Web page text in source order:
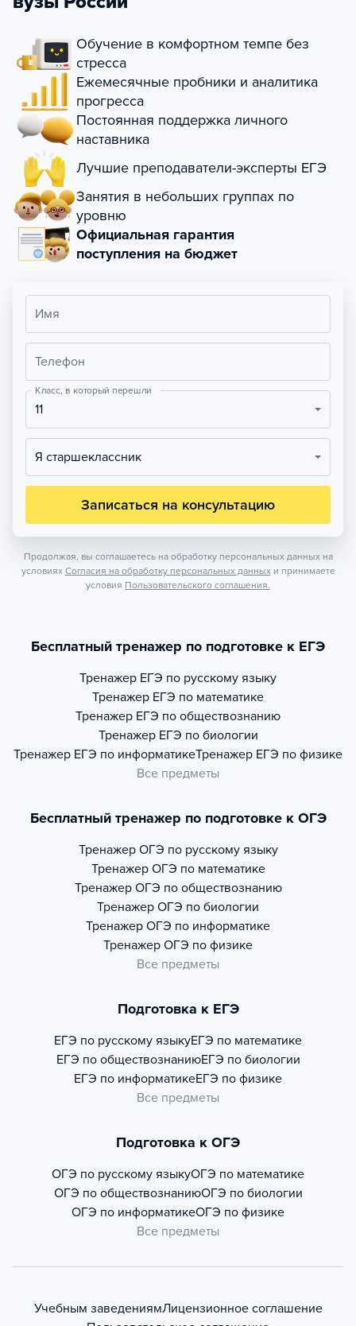
Обучение в комфортном темпе без
стресса
Ежемесячные пробники и аналитика
прогресса
Постоянная поддержка личного
наставника
Лучшие преподаватели-эксперты ЕГЭ
Занятия в небольших группах по
уровню
Официальная гарантия
поступления на бюджет
Имя
Телефон
Класс, в который перешли
11
Я старшеклассник
Записаться на консультацию
Продолжая, вы соглашаетесь на обработку персональных данных на
условиях Согласия на обработку персональных данных и принимаете
условия Пользовательского соглашения.
Бесплатный тренажер по подготовке к ЕГЭ
Тренажер ЕГЭ по русскому языку
Тренажер ЕГЭ по математике
Тренажер ЕГЭ по обществознанию
Тренажер ЕГЭ по биологии
Тренажер ЕГЭ по информатикеТренажер ЕГЭ по физике
Все предметы
Бесплатный тренажер по подготовке к ОГЭ
Тренажер ОГЭ по русскому языку
Тренажер ОГЭ по математике
Тренажер ОГЭ по обществознанию
Тренажер ОГЭ по биологии
Тренажер ОГЭ по информатике
Тренажер ОГЭ по физике
Все предметы
Подготовка к ЕГЭ
ЕГЭ по русскому языкуЕГЭ по математике
ЕГЭ по обществознаниюЕГЭ по биологии
ЕГЭ по информатикеЕГЭ по физике
Все предметы
Подготовка к ОГЭ
ОГЭ по русскому языкуОГЭ по математике
ОГЭ по обществознаниюОГЭ по биологии
ОГЭ по информатикеОГЭ по физике
Все предметы
Учебным заведениямЛицензионное соглашение